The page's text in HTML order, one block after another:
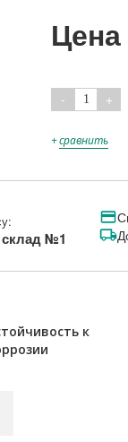
Цена
- 1 +
+сравнить
склад №1
к